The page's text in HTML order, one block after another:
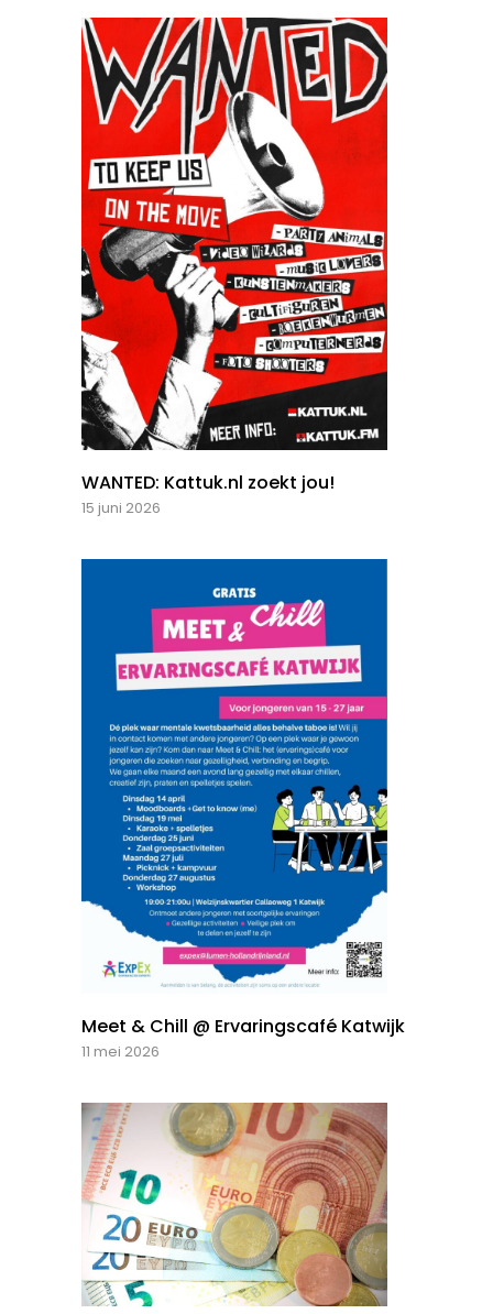
WANTED: Kattuk.nl zoekt jou!
15 juni 2026
Meet & Chill @ Ervaringscafé Katwijk
11 mei 2026